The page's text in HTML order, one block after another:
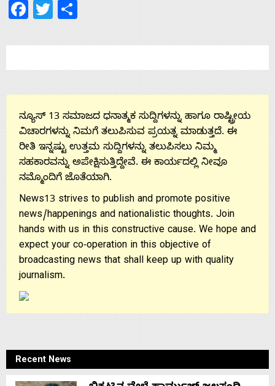
Facebook
Twitter
ನ್ಯೂಸ್ 13 ಸಮಾಜದ ಧನಾತ್ಮಕ ಸುದ್ದಿಗಳನ್ನು ಹಾಗೂ ರಾಷ್ಟ್ರೀಯ
ವಿಚಾರಗಳನ್ನು ನಿಮಗೆ ತಲುಪಿಸುವ ಪ್ರಯತ್ನ ಮಾಡುತ್ತದೆ. ಈ
ರೀತಿ ಇನ್ನಷ್ಟು ಉತ್ತಮ ಸುದ್ದಿಗಳನ್ನು ತಲುಪಿಸಲು ನಿಮ್ಮ
ಸಹಕಾರವನ್ನು ಅಪೇಕ್ಷಿಸುತ್ತಿದ್ದೇವೆ. ಈ ಕಾರ್ಯದಲ್ಲಿ ನೀವೂ
ನಮ್ಮೊಂದಿಗೆ ಜೊತೆಯಾಗಿ.
News13 strives to publish and promote positive
news/happenings and nationalistic thoughts. Join
hands with us in this constructive cause. We hope and
expect your co-operation in this objective of
broadcasting news that shall keep up with quality
journalism.
Recent News